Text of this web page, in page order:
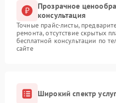
Прозрачное
консультация
Точные прайс-листы,
ремонта, отсутствие скрытых
бесплатной консультации по
сайте
Широкий спектр услуг